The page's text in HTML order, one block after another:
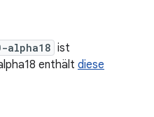
ist
enthält diese